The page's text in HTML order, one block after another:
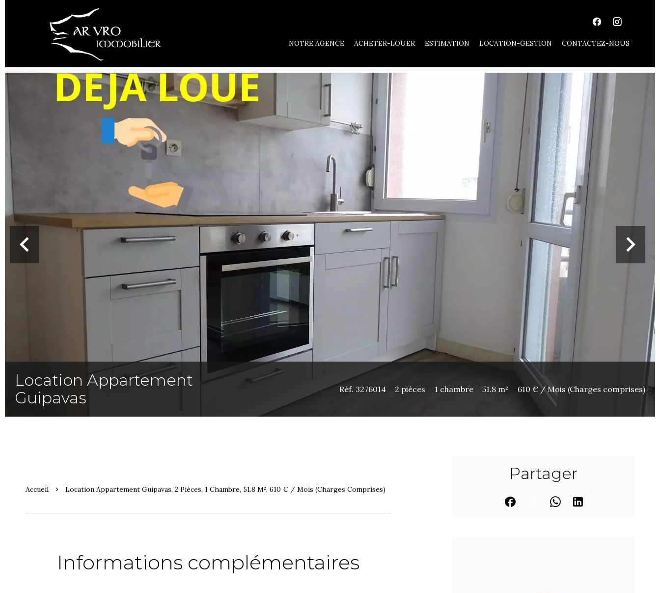
NOTRE AGENCE ACHETER-LOUER ESTIMATION LOCATION-GESTION CONTACTEZ-NOUS
Location Appartement
Guipavas
Réf. 3276014 2 pièces 1 chambre 51.8 m² 610 € / Mois (Charges comprises)
Accueil Location Appartement Guipavas, 2 Pièces, 1 Chambre, 51.8 M², 610 € / Mois (Charges Comprises)
Informations complémentaires
Partager